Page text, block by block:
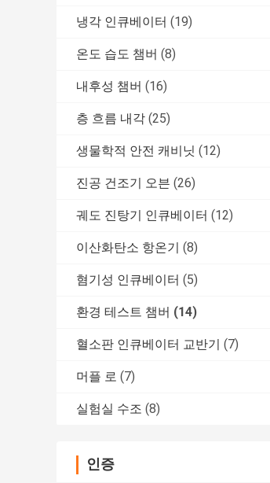
냉각 인큐베이터 (19)
온도 습도 챔버 (8)
내후성 챔버 (16)
층 흐름 내각 (25)
생물학적 안전 캐비닛 (12)
진공 건조기 오븐 (26)
궤도 진탕기 인큐베이터 (12)
이산화탄소 항온기 (8)
혐기성 인큐베이터 (5)
환경 테스트 챔버 (14)
혈소판 인큐베이터 교반기 (7)
머플 로 (7)
실험실 수조 (8)
인증